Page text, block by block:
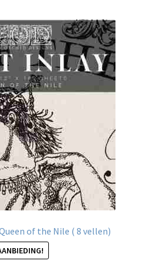
of the Nile ( 8 vellen)